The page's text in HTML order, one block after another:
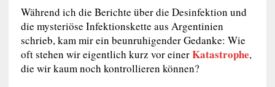
Während ich die Berichte über die Desinfektion und
die mysteriöse Infektionskette aus Argentinien
schrieb, kam mir ein beunruhigender Gedanke: Wie
oft stehen wir eigentlich kurz vor einerKatastrophe,
die wir kaum noch kontrollieren können?